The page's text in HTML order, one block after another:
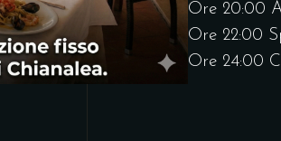
Ore 20:00
Ore 22:00
Ore 24:00